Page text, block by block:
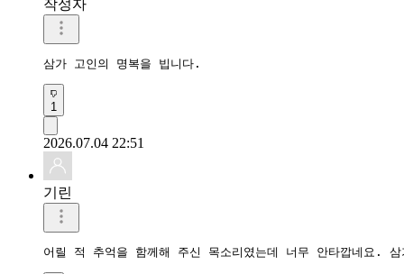
2026.07.04 22:51
기린
어릴 적 추억을 함께해 주신 목소리였는데 너무 안타깝네요.